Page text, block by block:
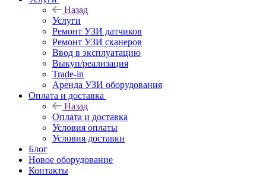
Назад
Услуги
Ремонт УЗИ датчиков
Ремонт УЗИ сканеров
Ввод в эксплуатацию
Выкуп/реализация
Trade-in
Аренда УЗИ оборудования
Оплата и доставка
Назад
Оплата и доставка
Условия оплаты
Условия доставки
Блог
Новое оборудование
Контакты